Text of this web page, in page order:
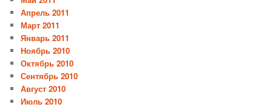
Апрель 2011
Март 2011
Январь 2011
Ноябрь 2010
Октябрь 2010
Сентябрь 2010
Август 2010
Июль 2010